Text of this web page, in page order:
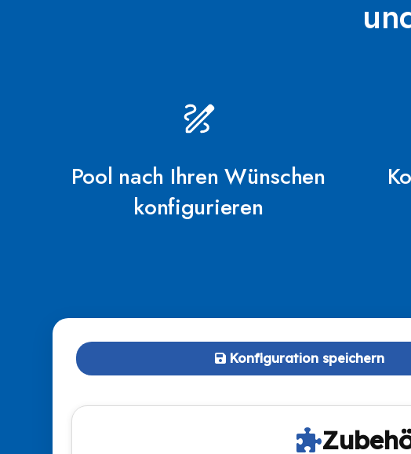
Pool nach Ihren Wünschen
konfigurieren